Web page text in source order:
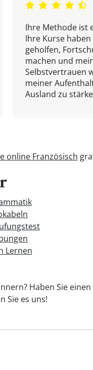
Ihre Methode ist
Ihre Kurse
geholfen,
machen und
Selbstvertrauen
meiner
Ausland zu
online Französisch
Lernen
Haben Sie
Sie es uns!